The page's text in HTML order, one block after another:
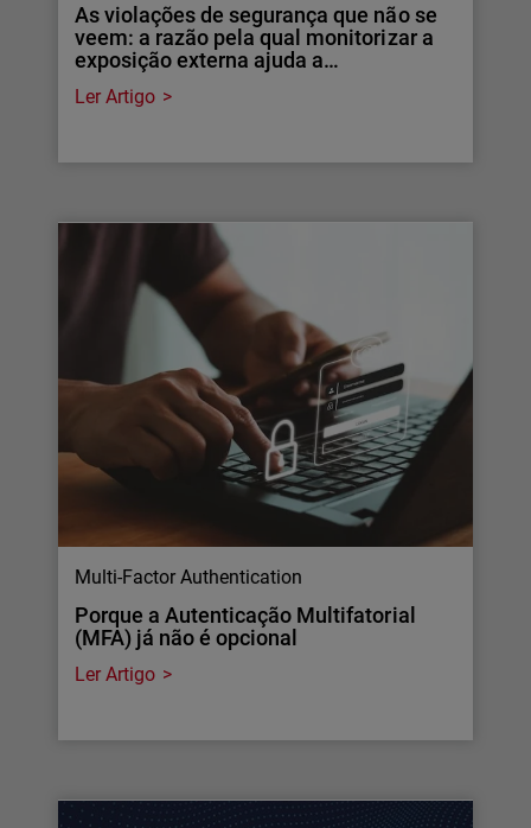
As violações de segurança que não se
veem: a razão pela qual monitorizar a
exposição externa ajuda a…
Ler Artigo
Multi-Factor Authentication
Porque a Autenticação Multifatorial
(MFA) já não é opcional
Ler Artigo